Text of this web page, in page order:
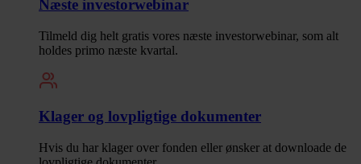
Næste investorwebinar
Tilmeld dig helt gratis vores næste investorwebinar, som alt
holdes primo næste kvartal.
Klager og lovpligtige dokumenter
Hvis du har klager over fonden eller ønsker at downloade de